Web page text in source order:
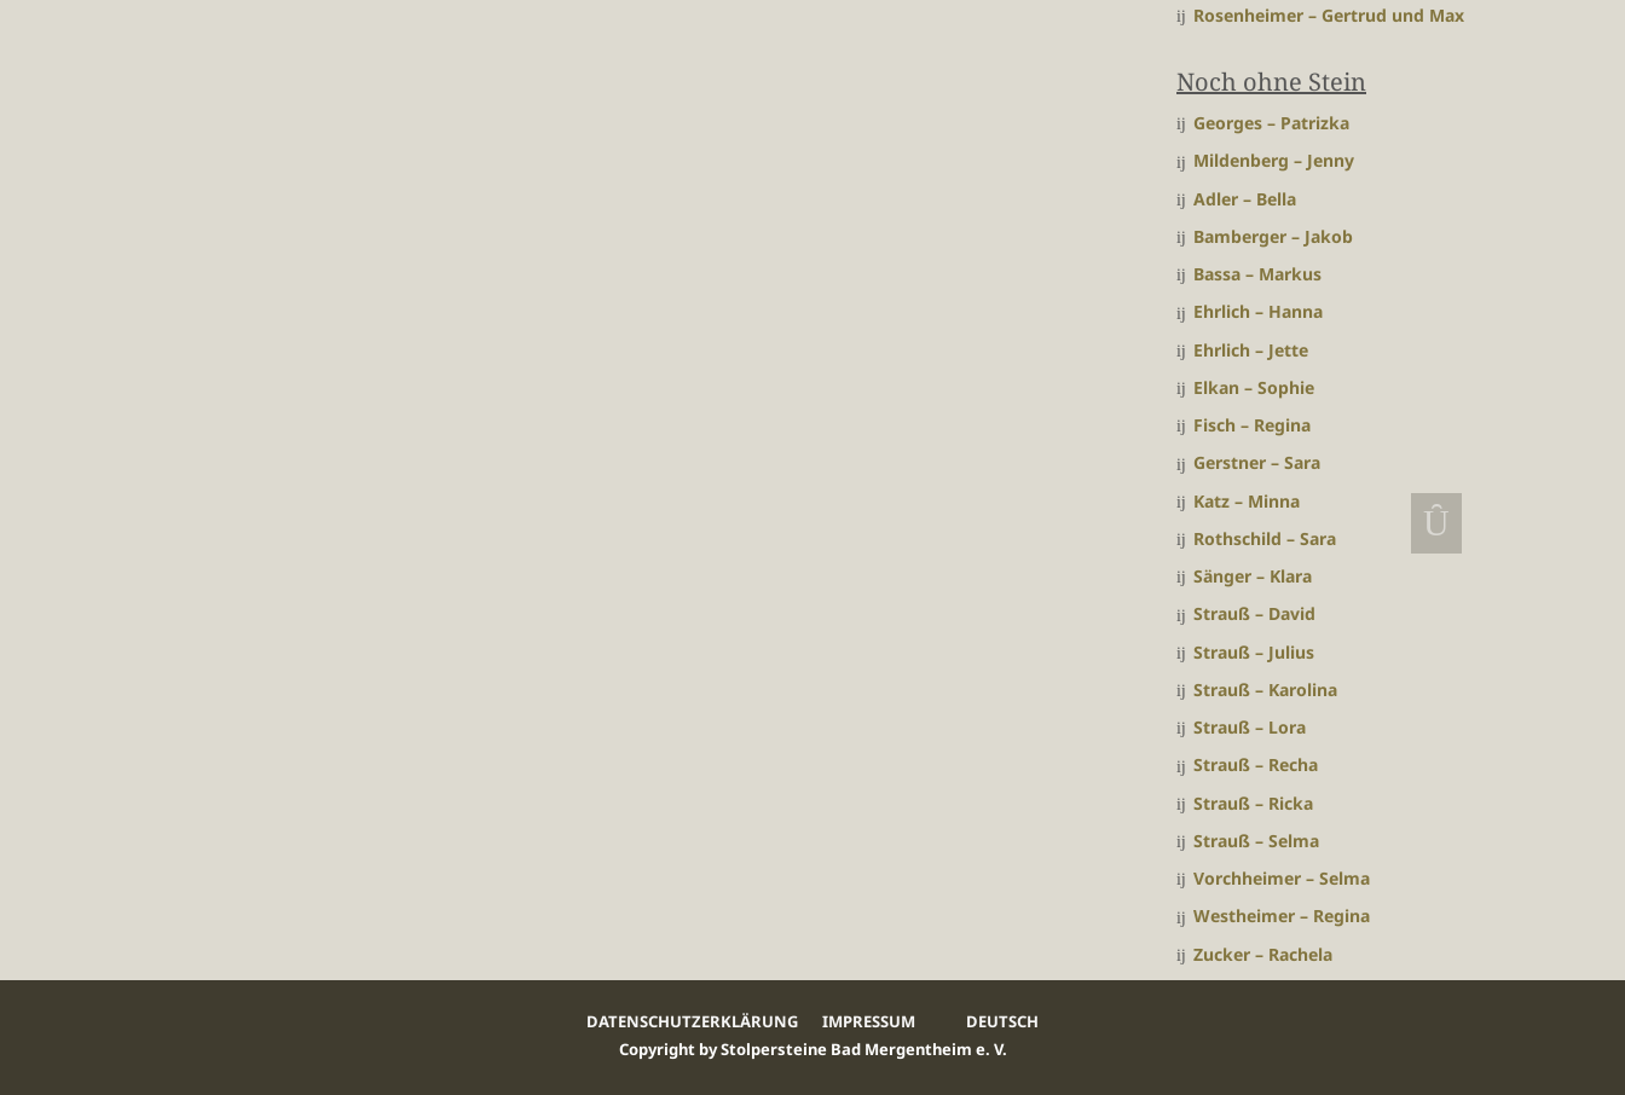
Rosenheimer – Gertrud und Max
Noch ohne Stein
Georges – Patrizka
Mildenberg – Jenny
Adler – Bella
Bamberger – Jakob
Bassa – Markus
Ehrlich – Hanna
Ehrlich – Jette
Elkan – Sophie
Fisch – Regina
Gerstner – Sara
Katz – Minna
Rothschild – Sara
Sänger – Klara
Strauß – David
Strauß – Julius
Strauß – Karolina
Strauß – Lora
Strauß – Recha
Strauß – Ricka
Strauß – Selma
Vorchheimer – Selma
Westheimer – Regina
Zucker – Rachela
DATENSCHUTZERKLÄRUNG IMPRESSUM
DEUTSCH
Copyright by Stolpersteine Bad Mergentheim e. V.